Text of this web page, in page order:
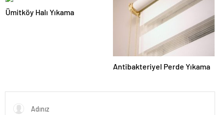
Ümitköy Halı Yıkama
Antibakteriyel Perde Yıkama